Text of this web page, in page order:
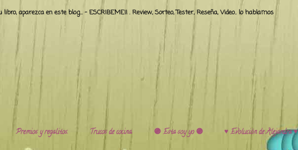
aparezca en este blog... - ESCRIBEME!! . Review, Sorteo, Tester, Reseña, Video.. lo hablamos
Premios y regalitos. Trucos de cocina. 🟣 Esta soy yo 🟣
♥️ Evolución de Alejandra ♥️